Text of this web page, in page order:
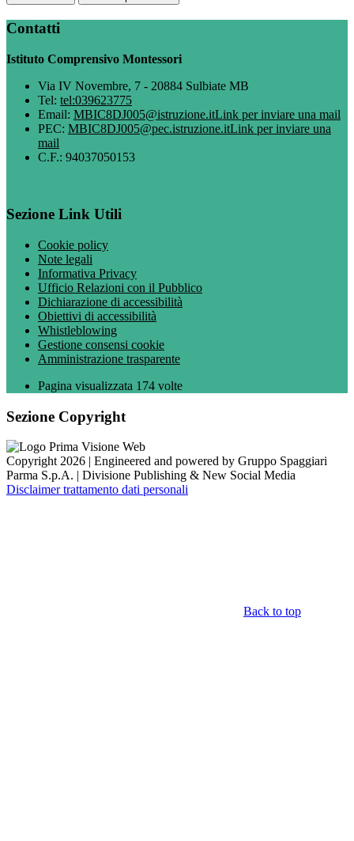
Contatti
Istituto Comprensivo Montessori
Via IV Novembre, 7 - 20884 Sulbiate MB
Tel: tel:039623775
Email: MBIC8DJ005@istruzione.itLink per inviare una mail
PEC: MBIC8DJ005@pec.istruzione.itLink per inviare una
mail
C.F.: 94037050153
Sezione Link Utili
Cookie policy
Note legali
Informativa Privacy
Ufficio Relazioni con il Pubblico
Dichiarazione di accessibilità
Obiettivi di accessibilità
Whistleblowing
Gestione consensi cookie
Amministrazione trasparente
Pagina visualizzata 174 volte
Sezione Copyright
Copyright 2026 | Engineered and powered by Gruppo Spaggiari
Parma S.p.A. | Divisione Publishing & New Social Media
Disclaimer trattamento dati personali
Back to top